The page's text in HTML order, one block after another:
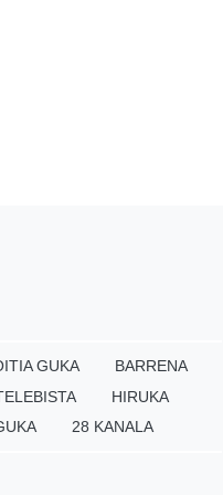
GUKA
BARRENA
HIRUKA
28 KANALA